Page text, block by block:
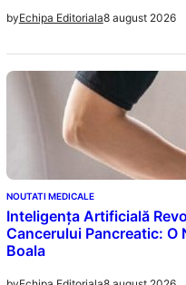
byEchipa Editoriala8 august 2026
NOUTATI MEDICALE
Inteligența Artificială
Cancerului Pancreatic: O
Boala